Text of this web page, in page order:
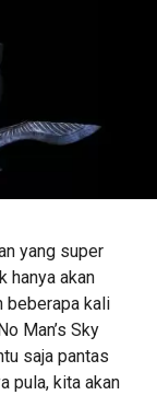
yang super
hanya akan
beberapa kali
Man’s Sky
saja pantas
pula, kita akan